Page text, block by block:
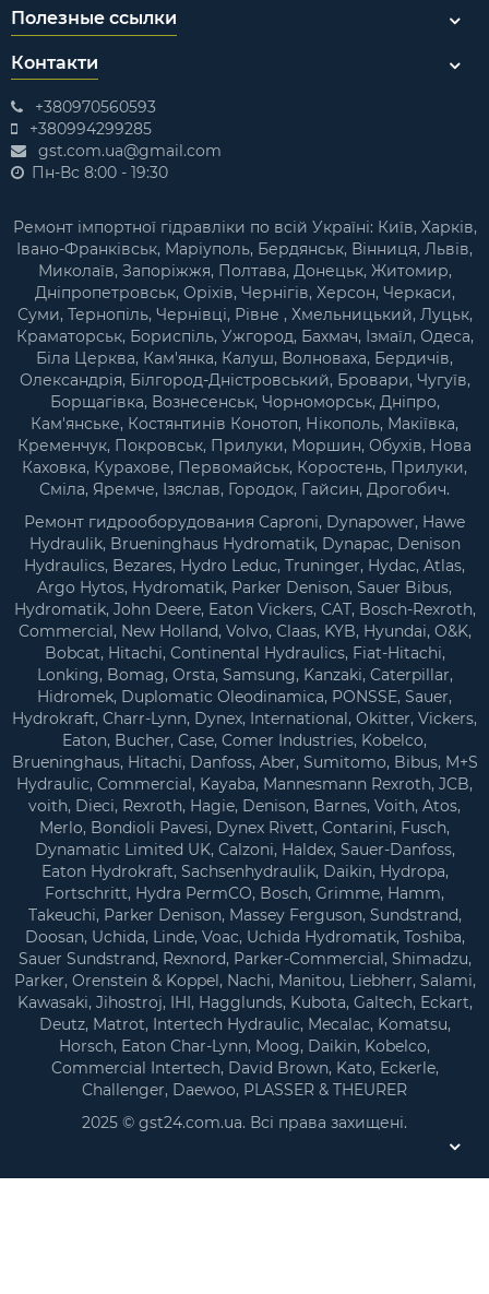
Полезные ссылки
Контакти
+380970560593
+380994299285
gst.com.ua@gmail.com
Пн-Вс 8:00 - 19:30
Ремонт імпортної гідравліки по всій Україні: Київ, Харків,
Івано-Франківськ, Маріуполь, Бердянськ, Вінниця, Львів,
Миколаїв, Запоріжжя, Полтава, Донецьк, Житомир,
Дніпропетровськ, Оріхів, Чернігів, Херсон, Черкаси,
Суми, Тернопіль, Чернівці, Рівне , Хмельницький, Луцьк,
Краматорськ, Бориспіль, Ужгород, Бахмач, Ізмаїл, Одеса,
Біла Церква, Кам'янка, Калуш, Волноваха, Бердичів,
Олександрія, Білгород-Дністровський, Бровари, Чугуїв,
Борщагівка, Вознесенськ, Чорноморськ, Дніпро,
Кам'янське, Костянтинів Конотоп, Нікополь, Макіївка,
Кременчук, Покровськ, Прилуки, Моршин, Обухів, Нова
Каховка, Курахове, Первомайськ, Коростень, Прилуки,
Сміла, Яремче, Ізяслав, Городок, Гайсин, Дрогобич.
Ремонт гидрооборудования Caproni, Dynapower, Hawe
Hydraulik, Brueninghaus Hydromatik, Dynapac, Denison
Hydraulics, Bezares, Hydro Leduc, Truninger, Hydac, Atlas,
Argo Hytos, Hydromatik, Parker Denison, Sauer Bibus,
Hydromatik, John Deere, Eaton Vickers, CAT, Bosch-Rexroth,
Commercial, New Holland, Volvo, Claas, KYB, Hyundai, O&K,
Bobcat, Hitachi, Continental Hydraulics, Fiat-Hitachi,
Lonking, Bomag, Orsta, Samsung, Kanzaki, Caterpillar,
Hidromek, Duplomatic Oleodinamica, PONSSE, Sauer,
Hydrokraft, Charr-Lynn, Dynex, International, Okitter, Vickers,
Eaton, Bucher, Case, Comer Industries, Kobelco,
Brueninghaus, Hitachi, Danfoss, Aber, Sumitomo, Bibus, M+S
Hydraulic, Commercial, Kayaba, Mannesmann Rexroth, JCB,
voith, Dieci, Rexroth, Hagie, Denison, Barnes, Voith, Atos,
Merlo, Bondioli Pavesi, Dynex Rivett, Contarini, Fusch,
Dynamatic Limited UK, Calzoni, Haldex, Sauer-Danfoss,
Eaton Hydrokraft, Sachsenhydraulik, Daikin, Hydropa,
Fortsсhritt, Hydra PermCO, Bosch, Grimme, Hamm,
Takeuchi, Parker Denison, Massey Ferguson, Sundstrand,
Doosan, Uchida, Linde, Voac, Uchida Hydromatik, Toshiba,
Sauer Sundstrand, Rexnord, Parker-Commercial, Shimadzu,
Parker, Orenstein & Koppel, Nachi, Manitou, Liebherr, Salami,
Kawasaki, Jihostroj, IHI, Hagglunds, Kubota, Galtech, Eckart,
Deutz, Matrot, Intertech Hydraulic, Mecalac, Komatsu,
Horsch, Eaton Char-Lynn, Moog, Daikin, Kobelco,
Commercial Intertech, David Brown, Kato, Eckerle,
Challenger, Daewoo, PLASSER & THEURER
2025 © gst24.com.ua. Всі права захищені.